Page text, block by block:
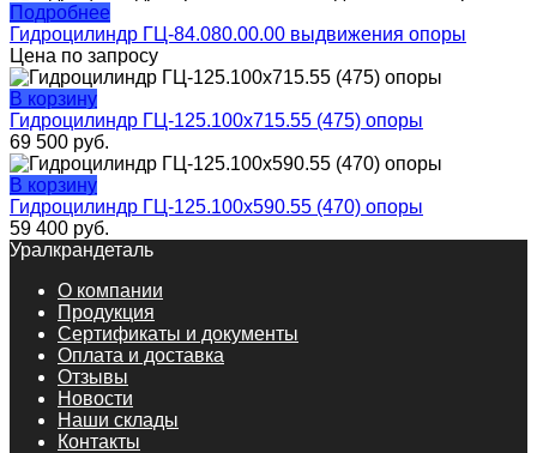
Подробнее
Гидроцилиндр ГЦ-84.080.00.00 выдвижения опоры
Цена по запросу
В корзину
Гидроцилиндр ГЦ-125.100х715.55 (475) опоры
69 500 руб.
В корзину
Гидроцилиндр ГЦ-125.100х590.55 (470) опоры
59 400 руб.
Уралкрандеталь
О компании
Продукция
Сертификаты и документы
Оплата и доставка
Отзывы
Новости
Наши склады
Контакты